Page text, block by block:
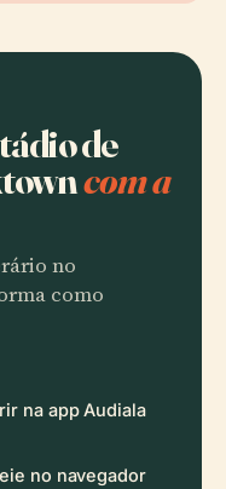
de
com a
no
como
na app Audiala
no navegador